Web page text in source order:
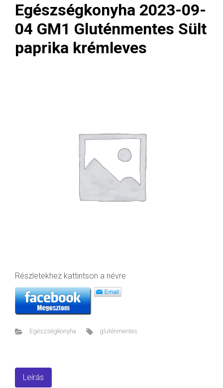
Egészségkonyha 2023-09-
04 GM1 Gluténmentes Sült
paprika krémleves
Részletekhez kattintson a névre
Egészségkonyha gluténmentes
Leírás